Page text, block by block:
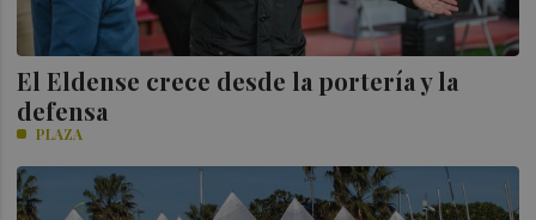
El Eldense crece desde la portería y la
defensa
PLAZA